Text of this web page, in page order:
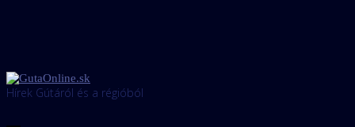
Hírek Gútáról és a régióból